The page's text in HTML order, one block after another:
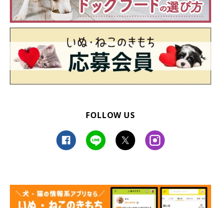
いぬのきもち投稿写真ギャラリー
獣医師：
愛情を注いで信頼関係を築くことで安心感を与えながらも、かま
FOLLOW US